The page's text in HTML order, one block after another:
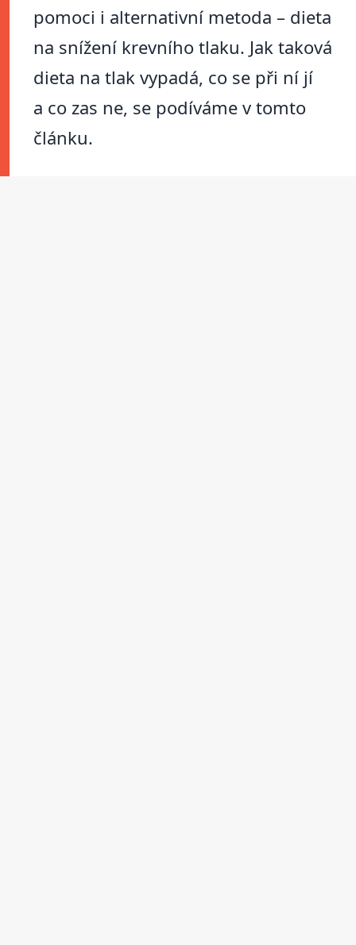
pomoci i alternativní metoda – dieta
na snížení krevního tlaku. Jak taková
dieta na tlak vypadá, co se při ní jí
a co zas ne, se podíváme v tomto
článku.